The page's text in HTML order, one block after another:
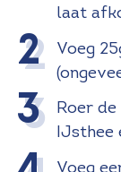
laat
Voeg
Roer
IJsthee